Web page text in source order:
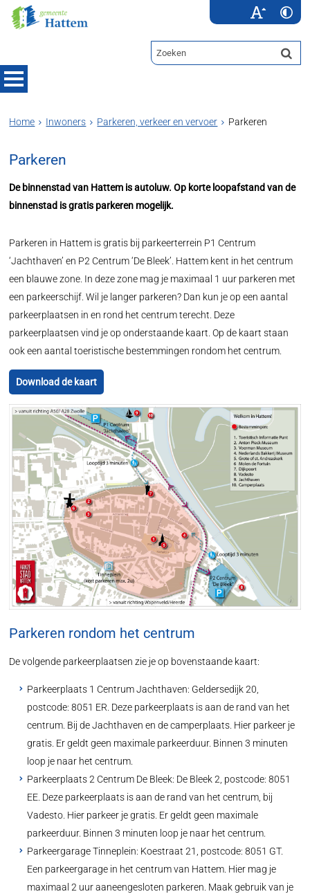
Home Inwoners Parkeren, verkeer en vervoer Parkeren
Parkeren
De binnenstad van Hattem is autoluw. Op korte loopafstand van de
binnenstad is gratis parkeren mogelijk.
Parkeren in Hattem is gratis bij parkeerterrein P1 Centrum
‘Jachthaven’ en P2 Centrum ‘De Bleek’. Hattem kent in het centrum
een blauwe zone. In deze zone mag je maximaal 1 uur parkeren met
een parkeerschijf. Wil je langer parkeren? Dan kun je op een aantal
parkeerplaatsen in en rond het centrum terecht. Deze
parkeerplaatsen vind je op onderstaande kaart. Op de kaart staan
ook een aantal toeristische bestemmingen rondom het centrum.
Download de kaart
Parkeren rondom het centrum
De volgende parkeerplaatsen zie je op bovenstaande kaart:
Parkeerplaats 1 Centrum Jachthaven: Geldersedijk 20,
postcode: 8051 ER. Deze parkeerplaats is aan de rand van het
centrum. Bij de Jachthaven en de camperplaats. Hier parkeer je
gratis. Er geldt geen maximale parkeerduur. Binnen 3 minuten
loop je naar het centrum.
Parkeerplaats 2 Centrum De Bleek: De Bleek 2, postcode: 8051
EE. Deze parkeerplaats is aan de rand van het centrum, bij
Vadesto. Hier parkeer je gratis. Er geldt geen maximale
parkeerduur. Binnen 3 minuten loop je naar het centrum.
Parkeergarage Tinneplein: Koestraat 21, postcode: 8051 GT.
Een parkeergarage in het centrum van Hattem. Hier mag je
maximaal 2 uur aaneengesloten parkeren. Maak gebruik van je